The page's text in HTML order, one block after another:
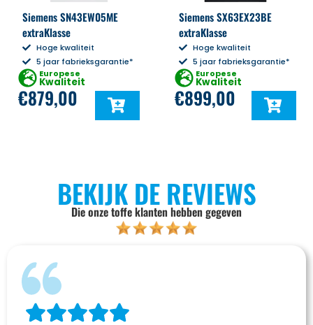
Siemens SN43EW05ME
extraKlasse
Hoge kwaliteit
5 jaar fabrieksgarantie*
Europese
Kwaliteit
€879,00
Siemens SX63EX23BE
extraKlasse
Hoge kwaliteit
5 jaar fabrieksgarantie*
Europese
Kwaliteit
€899,00
BEKIJK DE REVIEWS
Die onze toffe klanten hebben gegeven